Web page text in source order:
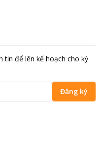
tiện lợi cho việc tham quan
là lựa chọn tuyệt vời cho
tin để lên kế hoạch cho kỳ
Đăng ký